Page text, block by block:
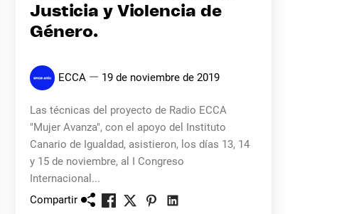
Justicia y Violencia de
Género.
ECCA 19 de noviembre de 2019
Las técnicas del proyecto de Radio ECCA
"Mujer Avanza", con el apoyo del Instituto
Canario de Igualdad, asistieron, los días 13, 14
y 15 de noviembre, al I Congreso
Internacional...
Compartir